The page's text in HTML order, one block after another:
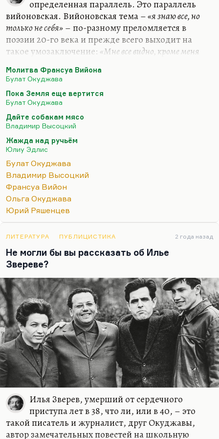
определенная параллель. Это параллель
вийоновская. Вийоновская тема –«я знаю все, но
только не себя»– по-разному преломляется в
поэзии 20-го века и прежде всего выходит на
такое умозаключение: «Мне все видно, кроме меня
всех помолиться, кроме себя самого, потому что не
знаю, чего мне просить для себя».
Эта тема есть у Окуджавы. Конечно, он лукавил,
говоря, что «Молитва Франсуа Вийона» – это
молитва жене. Безусловно, Ольга Владимировна
сыграла в его жизни, в его творческом росте
огромную роль. Конечно, Ольга Владимировна
женщина поразительная, «зеленоглазый мой» –
понятный…
Молитва Франсуа Вийона
Булат Окуджава
Пока Земля еще вертится
Булат Окуджава
Дайте собакам мясо
Владимир Высоцкий
Жажда над ручьём
Юлиу Эдлис
Булат Окуджава
Владимир Высоцкий
Франсуа Вийон
Ольга Окуджава
Юрий Ряшенцев
ЛИТЕРАТУРА ПУБЛИЦИСТИКА 2 года назад
Не могли бы вы рассказать об Илье
Звереве?
Илья Зверев, умерший от сердечного
приступа лет в 38, что ли, или в 40, – это
такой писатель и журналист, друг Окуджавы,
автор замечательных повестей на школьную